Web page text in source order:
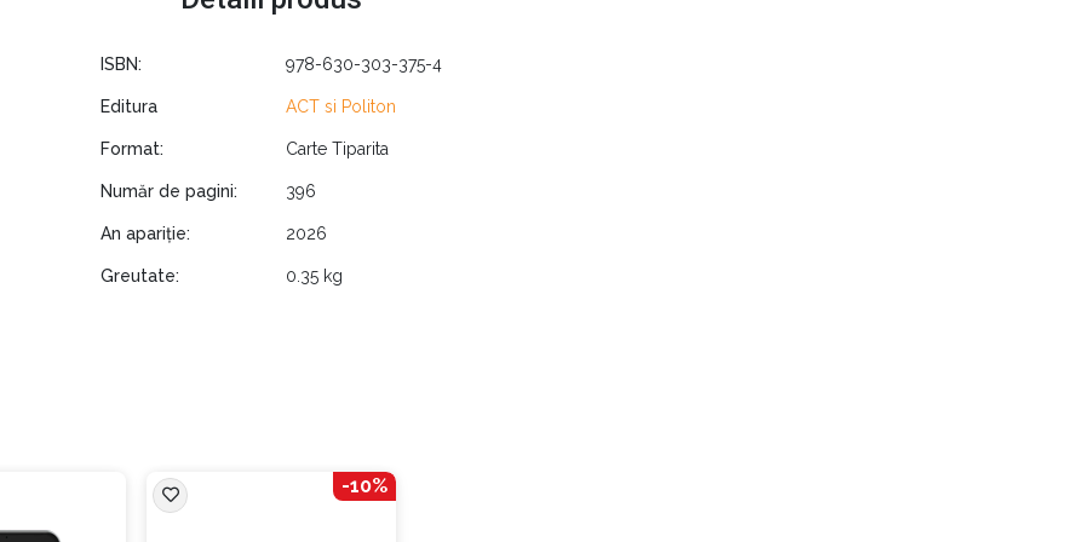
să sprijini emoțiile copilului; cum să vezi dincolo de „crize” și să răspunzi nevoilor reale; cum se stabilesc
afla din această carte:
evoluția modului în care oamenii au înțeles emoțiile. De la filosofi precum Platon și Aristotel, care vedeau
ISBN: 978-630-303-375-4
Editura ACT si Politon
Format: Carte Tiparita
Număr de pagini: 396
An apariție: 2026
Greutate: 0.35 kg
-10%